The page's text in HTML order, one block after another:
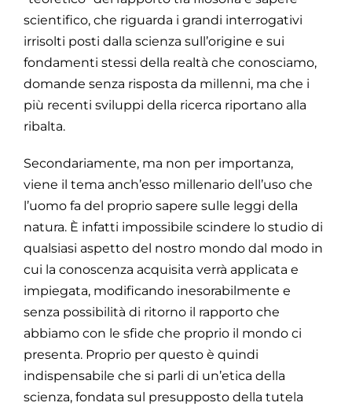
scientifico, che riguarda i grandi interrogativi
irrisolti posti dalla scienza sull’origine e sui
fondamenti stessi della realtà che conosciamo,
domande senza risposta da millenni, ma che i
più recenti sviluppi della ricerca riportano alla
ribalta.
Secondariamente, ma non per importanza,
viene il tema anch’esso millenario dell’uso che
l’uomo fa del proprio sapere sulle leggi della
natura. È infatti impossibile scindere lo studio di
qualsiasi aspetto del nostro mondo dal modo in
cui la conoscenza acquisita verrà applicata e
impiegata, modificando inesorabilmente e
senza possibilità di ritorno il rapporto che
abbiamo con le sfide che proprio il mondo ci
presenta. Proprio per questo è quindi
indispensabile che si parli di un’etica della
scienza, fondata sul presupposto della tutela